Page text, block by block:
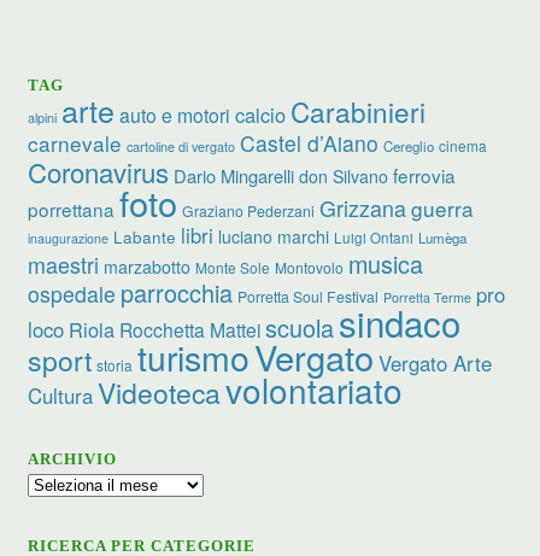
TAG
alpini arte auto e motori calcio Carabinieri
carnevale cartoline di vergato Castel d’Aiano Cereglio cinema
Coronavirus Dario Mingarelli don Silvano ferrovia
porrettana foto Graziano Pederzani Grizzanaguerra
inaugurazione Labante libri luciano marchi Luigi Ontani Lumèga
maestri marzabotto Monte Sole Montovolo musica
ospedale parrocchia Porretta Soul Festival Porretta Terme pro
loco Riola Rocchetta Matteiscuolasindaco
sport storia turismoVergato Vergato Arte
CulturaVideotecavolontariato
ARCHIVIO
Archivio
RICERCA PER CATEGORIE